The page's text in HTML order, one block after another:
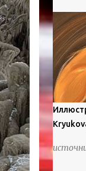
жители
были
с
было
горы до